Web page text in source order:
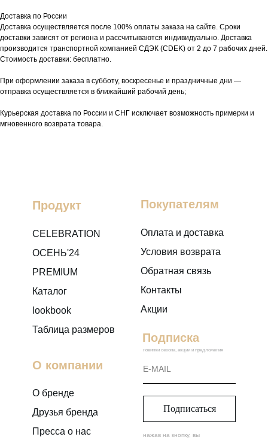
Доставка по России
Доставка осуществляется после 100% оплаты заказа на сайте. Сроки
доставки зависят от региона и рассчитываются индивидуально. Доставка
производится транспортной компанией СДЭК (CDEK) от 2 до 7 рабочих дней.
Стоимость доставки: бесплатно.
При оформлении заказа в субботу, воскресенье и праздничные дни —
отправка осуществляется в ближайший рабочий день;
Курьерская доставка по России и СНГ исключает возможность примерки и
мгновенного возврата товара.
Продукт
CELEBRATION
ОСЕНЬ'24
PREMIUM
Каталог
lookbook
Таблица размеров
Покупателям
Оплата и доставка
Условия возврата
Обратная связь
Контакты
Акции
О бренде
Друзья бренда
Пресса о нас
О компании
Подписаться
Подписка
нажав на кнопку, вы
новинки сезона, акции и предложения